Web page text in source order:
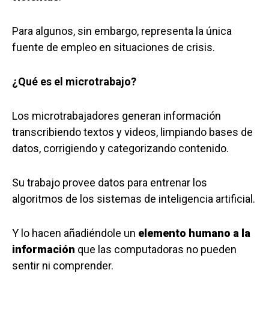
Para algunos, sin embargo, representa la única
fuente de empleo en situaciones de crisis.
¿Qué es el microtrabajo?
Los microtrabajadores generan información
transcribiendo textos y videos, limpiando bases de
datos, corrigiendo y categorizando contenido.
Su trabajo provee datos para entrenar los
algoritmos de los sistemas de inteligencia artificial.
Y lo hacen añadiéndole un elemento humano a la
información que las computadoras no pueden
sentir ni comprender.